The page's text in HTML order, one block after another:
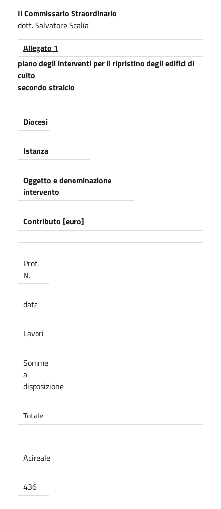
Il Commissario Straordinario
dott. Salvatore Scalia
Allegato 1
piano degli interventi per il ripristino degli edifici di
culto
secondo stralcio
Diocesi
Istanza
Oggetto e denominazione
intervento
Contributo [euro]
Prot.
N.
data
Lavori
Somme
a
disposizione
Totale
Acireale
436